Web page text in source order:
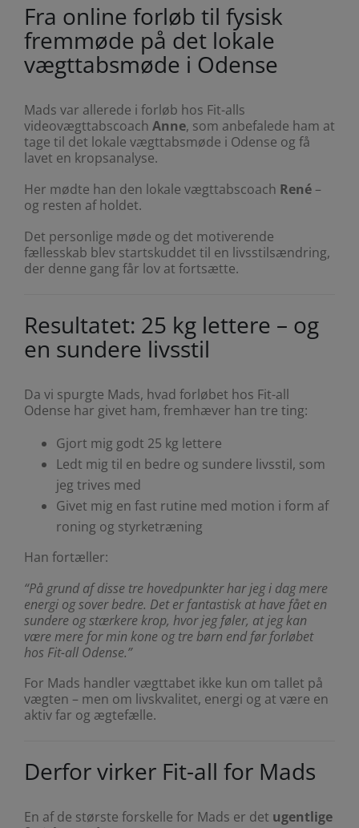
Fra online forløb til fysisk
fremmøde på det lokale
vægttabsmøde i Odense
Mads var allerede i forløb hos Fit-alls
videovægttabscoach Anne, som anbefalede ham at
tage til det lokale vægttabsmøde i Odense og få
lavet en kropsanalyse.
Her mødte han den lokale vægttabscoach René–
og resten af holdet.
Det personlige møde og det motiverende
fællesskab blev startskuddet til en livsstilsændring,
der denne gang får lov at fortsætte.
Resultatet: 25 kg lettere – og
en sundere livsstil
Da vi spurgte Mads, hvad forløbet hos Fit-all
Odense har givet ham, fremhæver han tre ting:
Gjort mig godt 25 kg lettere
Ledt mig til en bedre og sundere livsstil, som
jeg trives med
Givet mig en fast rutine med motion i form af
roning og styrketræning
Han fortæller:
“På grund af disse tre hovedpunkter har jeg i dag mere
energi og sover bedre. Det er fantastisk at have fået en
sundere og stærkere krop, hvor jeg føler, at jeg kan
være mere for min kone og tre børn end før forløbet
hos Fit-all Odense.”
For Mads handler vægttabet ikke kun om tallet på
vægten – men om livskvalitet, energi og at være en
aktiv far og ægtefælle.
Derfor virker Fit-all for Mads
En af de største forskelle for Mads er det ugentlige